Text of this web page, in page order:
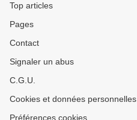
Top articles
Pages
Contact
Signaler un abus
C.G.U.
Cookies et données personnelles
Préférences cookies